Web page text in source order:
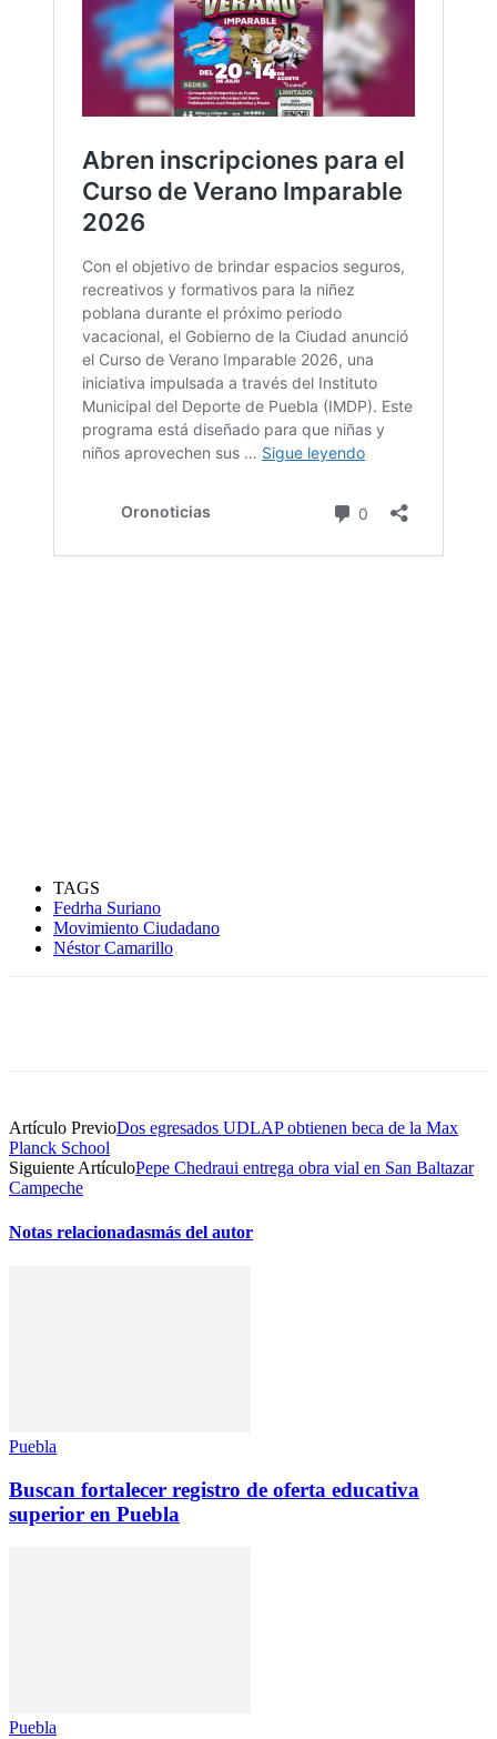
TAGS
Fedrha Suriano
Movimiento Ciudadano
Néstor Camarillo
Artículo PrevioDos egresados UDLAP obtienen beca de la Max
Planck School
Siguiente ArtículoPepe Chedraui entrega obra vial en San Baltazar
Campeche
Notas relacionadasmás del autor
Puebla
Buscan fortalecer registro de oferta educativa
superior en Puebla
Puebla